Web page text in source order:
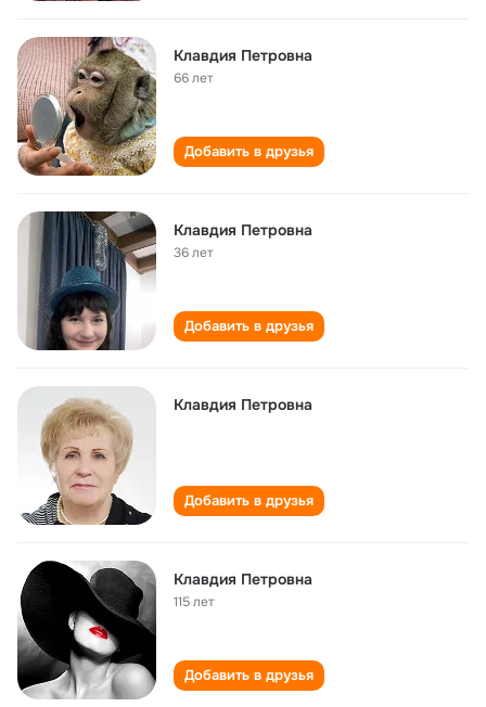
Клавдия Петровна
66 лет
Добавить в друзья
Клавдия Петровна
36 лет
Добавить в друзья
Клавдия Петровна
Добавить в друзья
Клавдия Петровна
115 лет
Добавить в друзья